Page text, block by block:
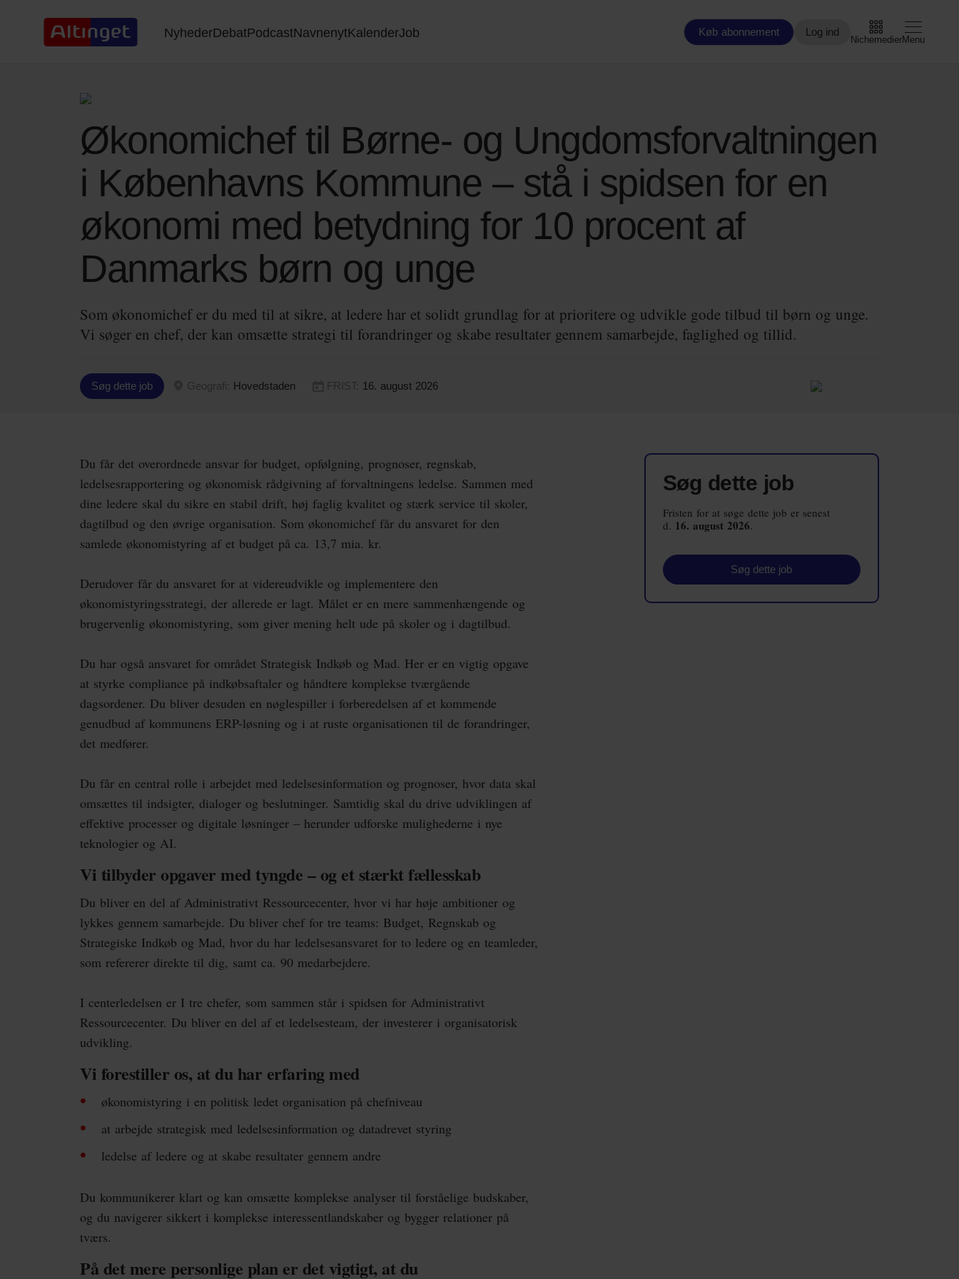
NyhederDebatPodcastNavnenytKalenderJob Køb abonnement Log ind
Nichemedier
Arbejdsmarked
Arktis
By og Bolig
Børn
Christiansborg
Embedsværk
EU
Fonde
Forskning
Fødevarer
Hovedstaden
Menu
Økonomichef til Børne- og Ungdomsforvaltningen
i Københavns Kommune – stå i spidsen for en
økonomi med betydning for 10 procent af
Danmarks børn og unge
Som økonomichef er du med til at sikre, at ledere har et solidt grundlag for at prioritere og udvikle gode tilbud til børn og unge.
Vi søger en chef, der kan omsætte strategi til forandringer og skabe resultater gennem samarbejde, faglighed og tillid.
Søg dette job Geografi: Hovedstaden FRIST: 16. august 2026
Du får det overordnede ansvar for budget, opfølgning, prognoser, regnskab,
ledelsesrapportering og økonomisk rådgivning af forvaltningens ledelse. Sammen med
dine ledere skal du sikre en stabil drift, høj faglig kvalitet og stærk service til skoler,
dagtilbud og den øvrige organisation. Som økonomichef får du ansvaret for den
samlede økonomistyring af et budget på ca. 13,7 mia. kr.
Derudover får du ansvaret for at videreudvikle og implementere den
økonomistyringsstrategi, der allerede er lagt. Målet er en mere sammenhængende og
brugervenlig økonomistyring, som giver mening helt ude på skoler og i dagtilbud.
Du har også ansvaret for området Strategisk Indkøb og Mad. Her er en vigtig opgave
at styrke compliance på indkøbsaftaler og håndtere komplekse tværgående
dagsordener. Du bliver desuden en nøglespiller i forberedelsen af et kommende
genudbud af kommunens ERP-løsning og i at ruste organisationen til de forandringer,
det medfører.
Du får en central rolle i arbejdet med ledelsesinformation og prognoser, hvor data skal
omsættes til indsigter, dialoger og beslutninger. Samtidig skal du drive udviklingen af
effektive processer og digitale løsninger – herunder udforske mulighederne i nye
teknologier og AI.
Vi tilbyder opgaver med tyngde – og et stærkt fællesskab
Du bliver en del af Administrativt Ressourcecenter, hvor vi har høje ambitioner og
lykkes gennem samarbejde. Du bliver chef for tre teams: Budget, Regnskab og
Strategiske Indkøb og Mad, hvor du har ledelsesansvaret for to ledere og en teamleder,
som refererer direkte til dig, samt ca. 90 medarbejdere.
I centerledelsen er I tre chefer, som sammen står i spidsen for Administrativt
Ressourcecenter. Du bliver en del af et ledelsesteam, der investerer i organisatorisk
udvikling.
Vi forestiller os, at du har erfaring med
økonomistyring i en politisk ledet organisation på chefniveau
at arbejde strategisk med ledelsesinformation og datadrevet styring
ledelse af ledere og at skabe resultater gennem andre
Du kommunikerer klart og kan omsætte komplekse analyser til forståelige budskaber,
og du navigerer sikkert i komplekse interessentlandskaber og bygger relationer på
tværs.
På det mere personlige plan er det vigtigt, at du
Søg dette job
Fristen for at søge dette job er senest
d. 16. august 2026.
Søg dette job